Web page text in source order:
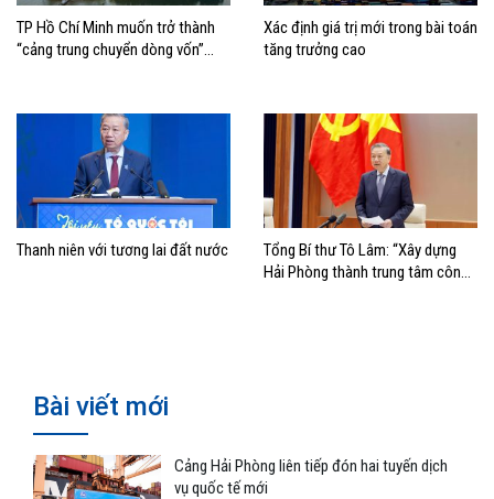
TP Hồ Chí Minh muốn trở thành
“cảng trung chuyển dòng vốn”
Xác định giá trị mới trong bài toán
tăng trưởng cao
Thanh niên với tương lai đất nước
Tổng Bí thư Tô Lâm: “Xây dựng
Hải Phòng thành trung tâm công
Bài viết mới
Cảng Hải Phòng liên tiếp đón hai tuyến dịch
vụ quốc tế mới